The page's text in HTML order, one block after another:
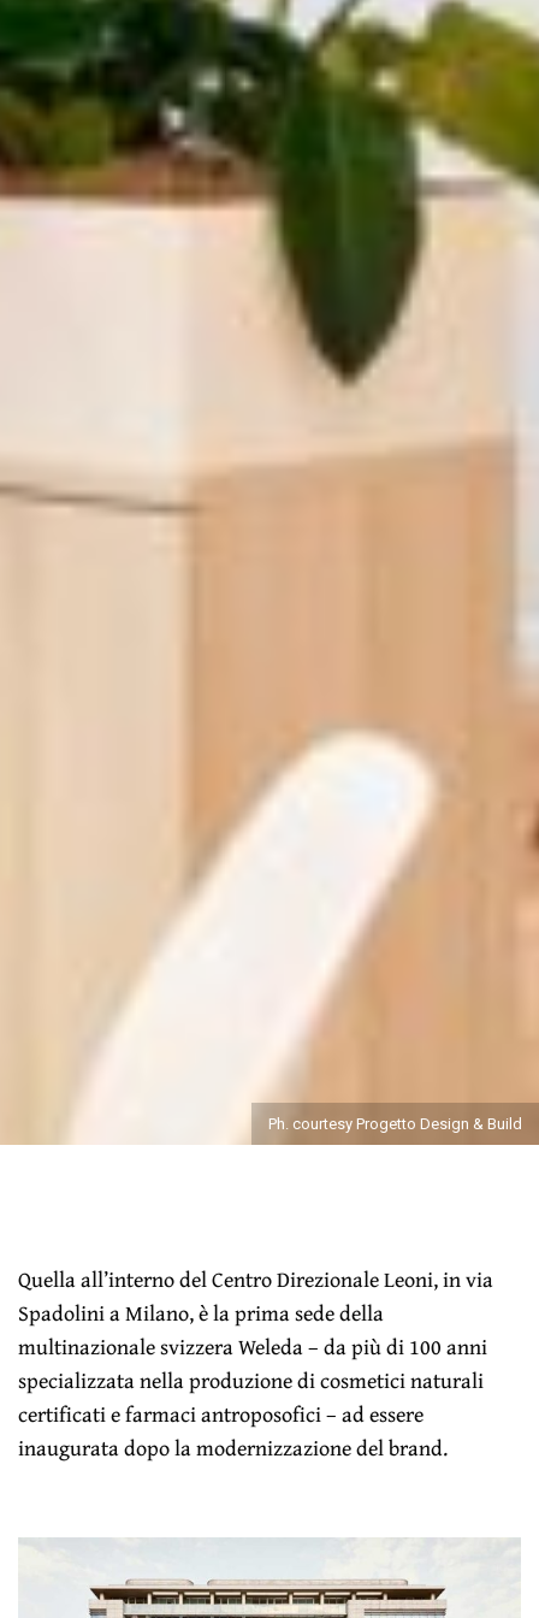
Ph. courtesy Progetto Design & Build
Quella all’interno del Centro Direzionale Leoni, in via
Spadolini a Milano, è la prima sede della
multinazionale svizzera Weleda – da più di 100 anni
specializzata nella produzione di cosmetici naturali
certificati e farmaci antroposofici – ad essere
inaugurata dopo la modernizzazione del brand.